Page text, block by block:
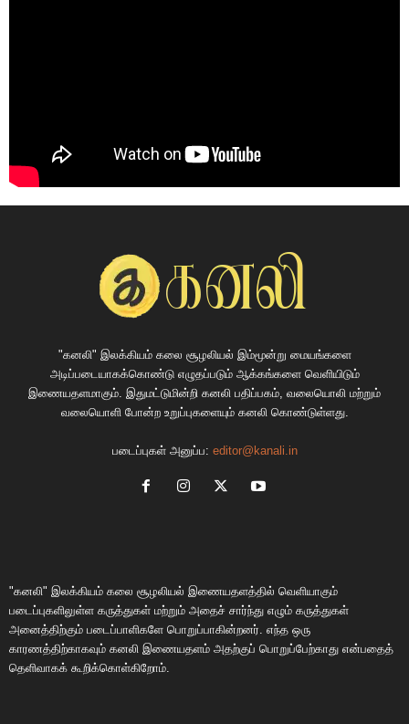
"கனலி" இலக்கியம் கலை சூழலியல் இம்மூன்று மையங்களை
அடிப்படையாகக்கொண்டு எழுதப்படும் ஆக்கங்களை வெளியிடும்
இணையதளமாகும். இதுமட்டுமின்றி கனலி பதிப்பகம், வலையொலி மற்றும்
வலையொளி போன்ற உறுப்புகளையும் கனலி கொண்டுள்ளது.
படைப்புகள் அனுப்ப: editor@kanali.in
"கனலி" இலக்கியம் கலை சூழலியல் இணையதளத்தில் வெளியாகும்
படைப்புகளிலுள்ள கருத்துகள் மற்றும் அதைச் சார்ந்து எழும் கருத்துகள்
அனைத்திற்கும் படைப்பாளிகளே பொறுப்பாகின்றனர். எந்த ஒரு
காரணத்திற்காகவும் கனலி இணையதளம் அதற்குப் பொறுப்பேற்காது என்பதைத்
தெளிவாகக் கூறிக்கொள்கிறோம்.